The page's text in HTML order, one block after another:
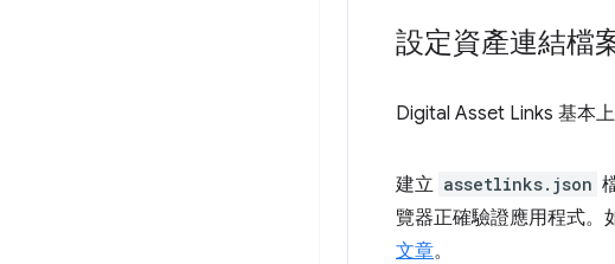
設定資產連結檔
Digital Asset Links 基本
建立 assetlinks.json
覽器正確驗證應用程式。
文章。